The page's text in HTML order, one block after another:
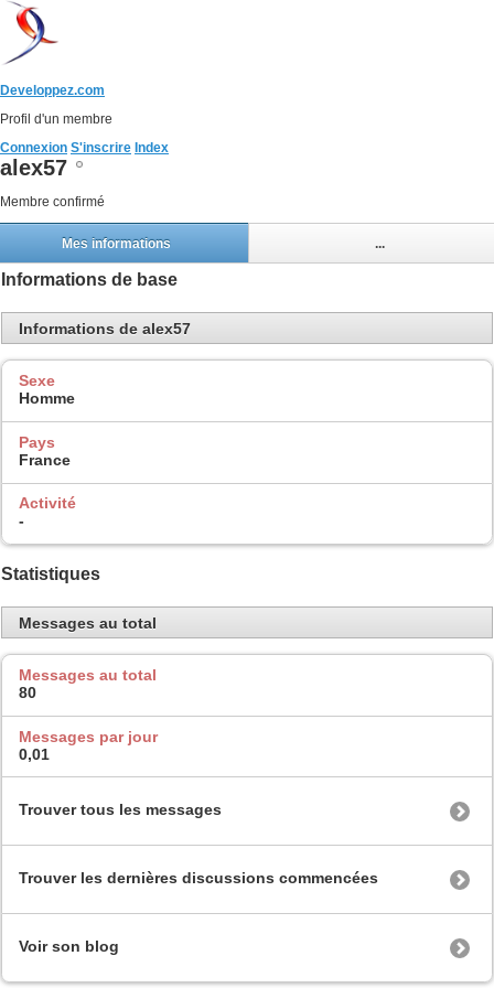
Developpez.com
Profil d'un membre
Connexion S'inscrire Index
alex57
Membre confirmé
Mes informations ...
Informations de base
Informations de alex57
Sexe
Homme
Pays
France
Activité
-
Statistiques
Messages au total
Messages au total
80
Messages par jour
0,01
Trouver tous les messages
Trouver les dernières discussions commencées
Voir son blog